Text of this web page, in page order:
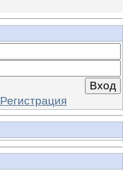
Регистрация